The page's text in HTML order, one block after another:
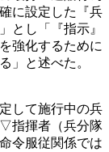
に設定した『兵
とし「『指示』
強化するために
」と述べた。
して施行中の兵
指揮者（兵分隊
令服従関係では